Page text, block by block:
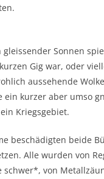
Sonnen
Gig war, oder
aussehende
ein kurzer aber umso
Kriegsgebiet.
beschädigten beide
Alle wurden von
schwer*, von